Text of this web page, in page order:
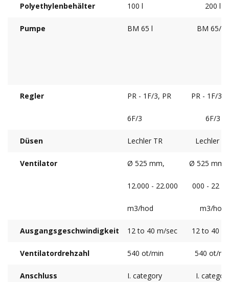
Polyethylenbehälter 100 l 200 l
Pumpe BM 65 l BM 65/30
Regler PR - 1F/3, PR
6F/3
PR - 1F/3,
6F/3
Düsen Lechler TR Lechler
Ventilator Ø 525 mm,
12.000 - 22.000
m3/hod
Ø 525 mm,
000 - 22
m3/hod
Ausgangsgeschwindigkeit 12 to 40 m/sec 12 to 40
Ventilatordrehzahl 540 ot/min 540 ot/
Anschluss I. category I.